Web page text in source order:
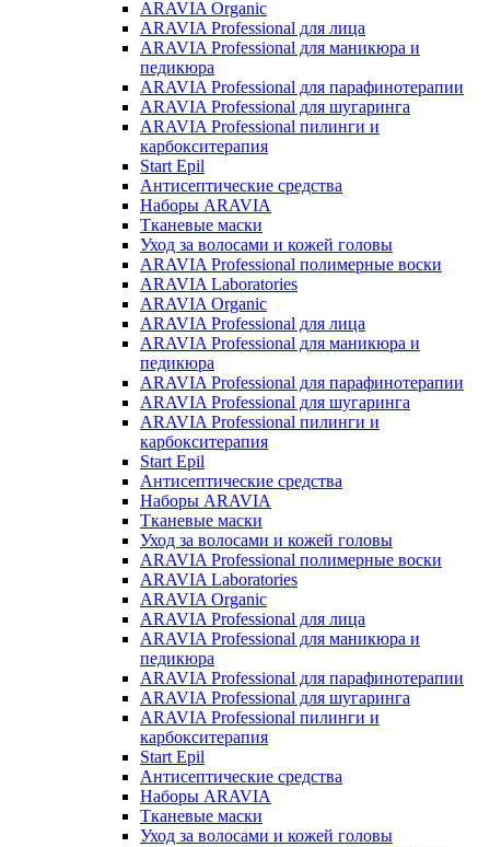
ARAVIA Organic
ARAVIA Professional для лица
ARAVIA Professional для маникюра и
педикюра
ARAVIA Professional для парафинотерапии
ARAVIA Professional для шугаринга
ARAVIA Professional пилинги и
карбокситерапия
Start Epil
Антисептические средства
Наборы ARAVIA
Тканевые маски
Уход за волосами и кожей головы
ARAVIA Professional полимерные воски
ARAVIA Laboratories
ARAVIA Organic
ARAVIA Professional для лица
ARAVIA Professional для маникюра и
педикюра
ARAVIA Professional для парафинотерапии
ARAVIA Professional для шугаринга
ARAVIA Professional пилинги и
карбокситерапия
Start Epil
Антисептические средства
Наборы ARAVIA
Тканевые маски
Уход за волосами и кожей головы
ARAVIA Professional полимерные воски
ARAVIA Laboratories
ARAVIA Organic
ARAVIA Professional для лица
ARAVIA Professional для маникюра и
педикюра
ARAVIA Professional для парафинотерапии
ARAVIA Professional для шугаринга
ARAVIA Professional пилинги и
карбокситерапия
Start Epil
Антисептические средства
Наборы ARAVIA
Тканевые маски
Уход за волосами и кожей головы